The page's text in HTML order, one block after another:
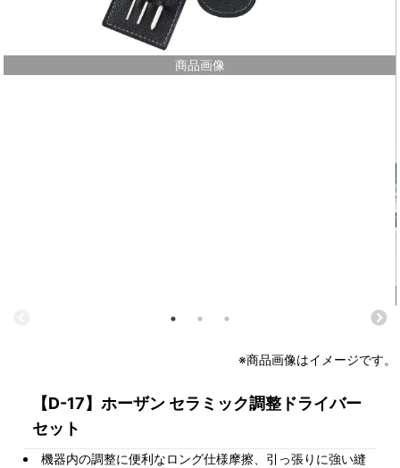
商品画像
※商品画像はイメージです。
【D-17】ホーザン セラミック調整ドライバー
セット
機器内の調整に便利なロング仕様摩擦、引っ張りに強い縫